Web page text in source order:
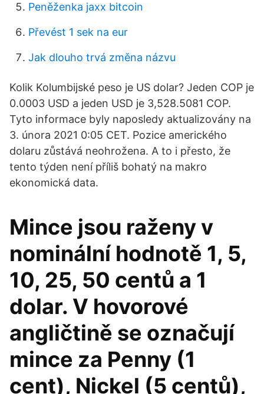
Peněženka jaxx bitcoin
Převést 1 sek na eur
Jak dlouho trvá změna názvu
Kolik Kolumbijské peso je US dolar? Jeden COP je
0.0003 USD a jeden USD je 3,528.5081 COP.
Tyto informace byly naposledy aktualizovány na
3. února 2021 0:05 CET. Pozice amerického
dolaru zůstává neohrožena. A to i přesto, že
tento týden není příliš bohatý na makro
ekonomická data.
Mince jsou raženy v
nominální hodnotě 1, 5,
10, 25, 50 centů a 1
dolar. V hovorové
angličtině se označují
mince za Penny (1
cent), Nickel (5 centů),